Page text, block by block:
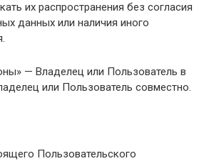
их распространения без согласия
данных или наличия иного
— Владелец или Пользователь в
или Пользователь совместно.
Пользовательского